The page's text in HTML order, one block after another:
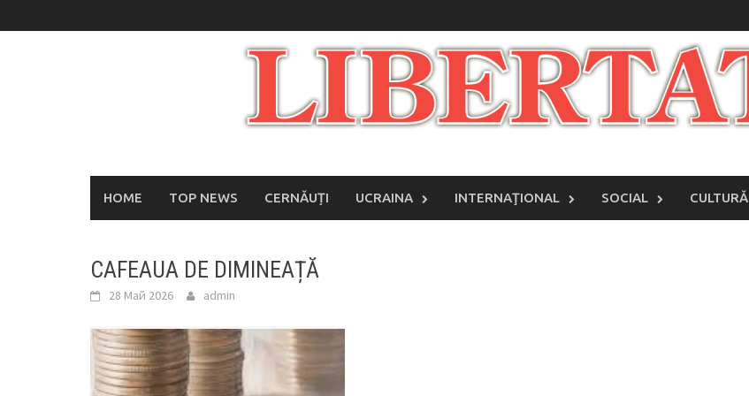
to
HOME TOP NEWS CERNĂUȚI UCRAINA INTERNAŢIONAL SOCIAL CULTURĂ
CAFEAUA DE DIMINEAȚĂ
28 Май 2026 admin